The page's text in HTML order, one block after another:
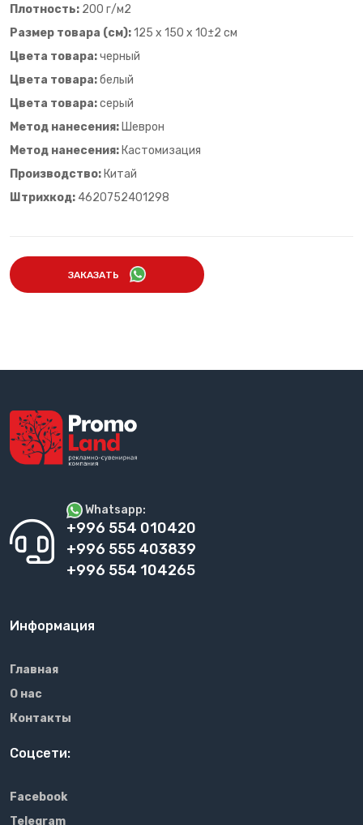
Плотность: 200 г/м2
Размер товара (см):125 х 150 х 10±2 см
Цвета товара:черный
Цвета товара:белый
Цвета товара:серый
Метод нанесения:Шеврон
Метод нанесения:Кастомизация
Производство:Китай
Штрихкод: 4620752401298
ЗАКАЗАТЬ
Whatsapp:
+996 554 010420
+996 555 403839
+996 554 104265
Информация
Главная
О нас
Контакты
Соцсети:
Facebook
Telegram